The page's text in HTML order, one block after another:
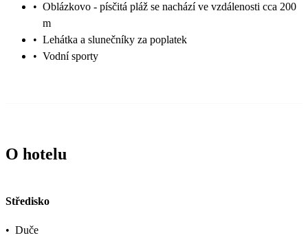
• Oblázkovo - písčitá pláž se nachází ve vzdálenosti cca 200
m
• Lehátka a slunečníky za poplatek
• Vodní sporty
O hotelu
Středisko
• Duče